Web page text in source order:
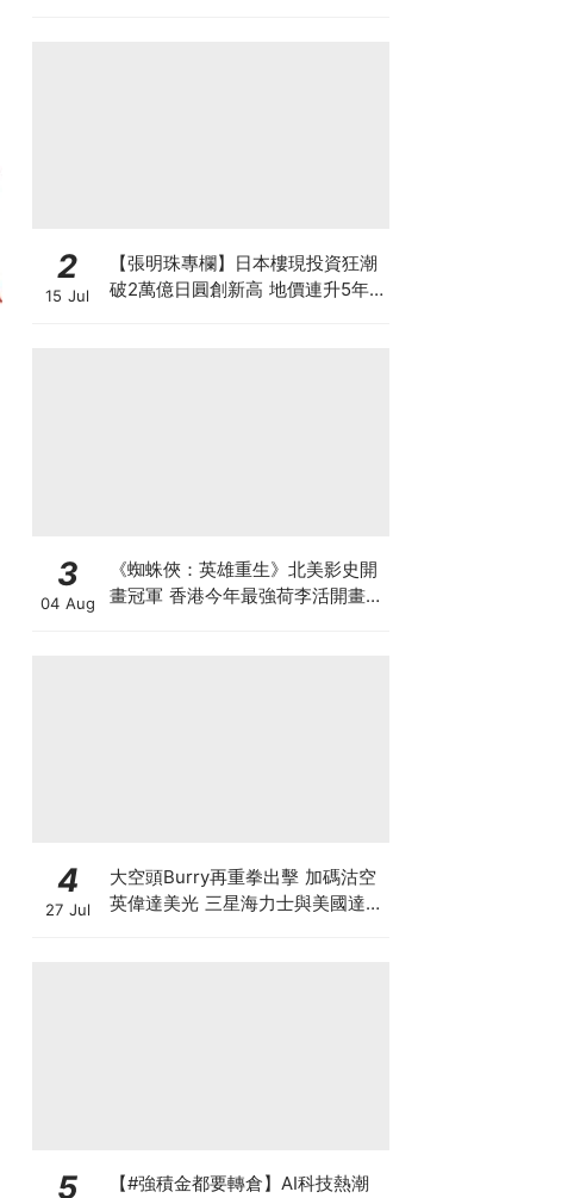
2
15 Jul
【張明珠專欄】日本樓現投資狂潮
破2萬億日圓創新高 地價連升5年
3
04 Aug
《蜘蛛俠：英雄重生》北美影史開
畫冠軍 香港今年最強荷李活開畫
4
27 Jul
大空頭Burry再重拳出擊 加碼沽空
英偉達美光 三星海力士與美國達成
5
【#強積金都要轉倉】AI科技熱潮